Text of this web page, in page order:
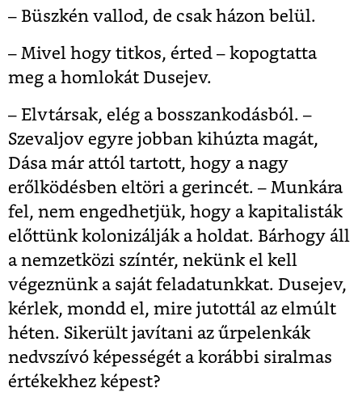
– Büszkén vallod, de csak házon belül.
– Mivel hogy titkos, érted – kopogtatta
meg a homlokát Dusejev.
– Elvtársak, elég a bosszankodásból. –
Szevaljov egyre jobban kihúzta magát,
Dása már attól tartott, hogy a nagy
erőlködésben eltöri a gerincét. – Munkára
fel, nem engedhetjük, hogy a kapitalisták
előttünk kolonizálják a holdat. Bárhogy áll
a nemzetközi színtér, nekünk el kell
végeznünk a saját feladatunkkat. Dusejev,
kérlek, mondd el, mire jutottál az elmúlt
héten. Sikerült javítani az űrpelenkák
nedvszívó képességét a korábbi siralmas
értékekhez képest?